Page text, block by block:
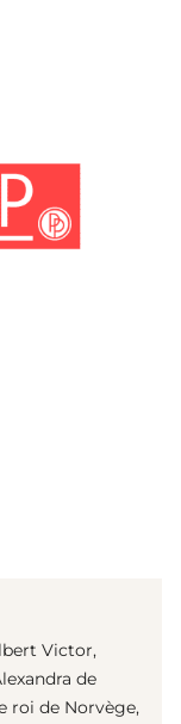
Victor,
de
roi de Norvège,